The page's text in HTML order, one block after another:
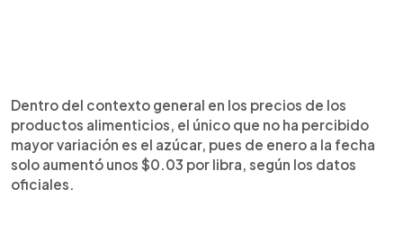
Dentro del contexto general en los precios de los
productos alimenticios, el único que no ha percibido
mayor variación es el azúcar, pues de enero a la fecha
solo aumentó unos $0.03 por libra, según los datos
oficiales.